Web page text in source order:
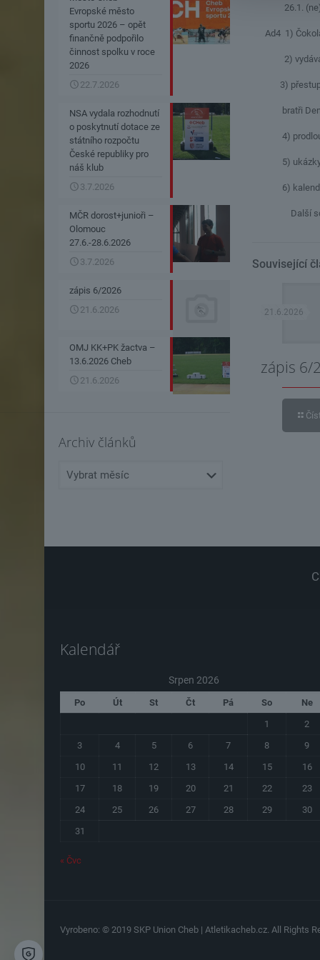
26.1. (ne)
Ad4 1)
2) vydávání
3) přestupní
bratři
4)
5) ukázky
6)
Další
Související
21.6.2026
zápis 6/
Evropské město
sportu 2026 – opět
finančně podpořilo
činnost spolku v roce
2026
22.7.2026
NSA vydala rozhodnutí
o poskytnutí dotace ze
státního rozpočtu
České republiky pro
náš klub
3.7.2026
MČR dorost+junioři –
Olomouc
27.6.-28.6.2026
3.7.2026
zápis 6/2026
21.6.2026
OMJ KK+PK žactva –
13.6.2026 Cheb
21.6.2026
Archiv článků
článků
Kalendář
Srpen 2026
Po Út St Čt Pá So
Ne
1
2
3
4 5 6 7 8
9
10
11 12 13 14 15
16
17
18 19 20 21 22
23
24
25 26 27 28 29
30
31
« Čvc
Vyrobeno: © 2019 SKP Union Cheb | Atletikacheb.cz. All Rights